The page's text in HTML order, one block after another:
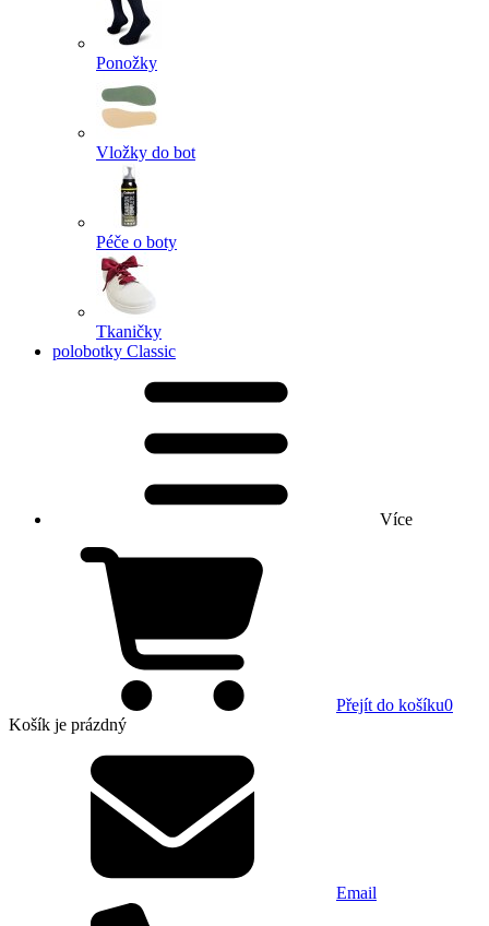
Ponožky
Vložky do bot
Péče o boty
Tkaničky
polobotky Classic
Více
Přejít do košíku0
Košík je prázdný
Email